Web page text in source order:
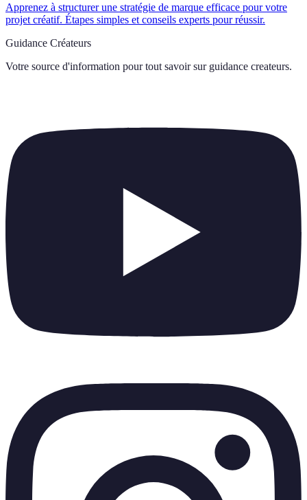
Apprenez à structurer une stratégie de marque efficace pour votre
projet créatif. Étapes simples et conseils experts pour réussir.
Guidance Créateurs
Votre source d'information pour tout savoir sur guidance createurs.